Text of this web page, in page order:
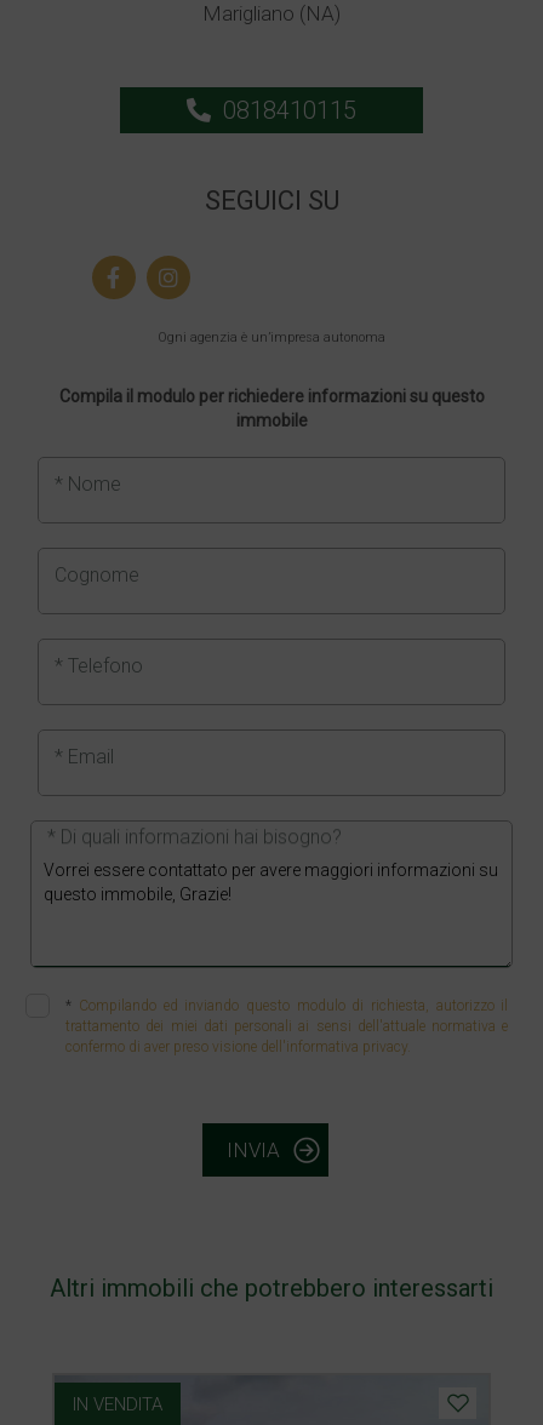
Marigliano (NA)
0818410115
SEGUICI SU
Ogni agenzia è un’impresa autonoma
Compila il modulo per richiedere informazioni su questo
immobile
* Nome
Cognome
* Telefono
* Email
* Di quali informazioni hai bisogno?
* Compilando ed inviando questo modulo di richiesta, autorizzo il
trattamento dei miei dati personali ai sensi dell'attuale normativa e
confermo di aver preso visione dell'informativa privacy.
INVIA
Altri immobili che potrebbero interessarti
IN VENDITA